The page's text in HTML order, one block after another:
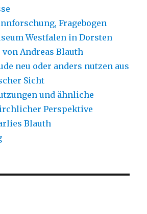
Fragebogen
Westfalen in Dorsten
Andreas Blauth
neu oder anders nutzen aus
Sicht
und ähnliche
Perspektive
Blauth